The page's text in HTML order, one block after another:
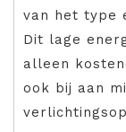
van het type
Dit lage
alleen
ook bij aan